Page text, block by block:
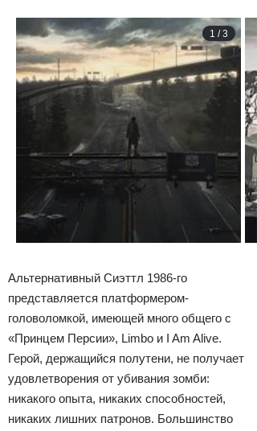
1 /3
Альтернативный Сиэттл 1986-го
представляется платформером-
головоломкой, имеющей много общего с
«Принцем Персии», Limbo и I Am Alive.
Герой, держащийся полутени, не получает
удовлетворения от убивания зомби:
никакого опыта, никаких способностей,
никаких лишних патронов. Большинство